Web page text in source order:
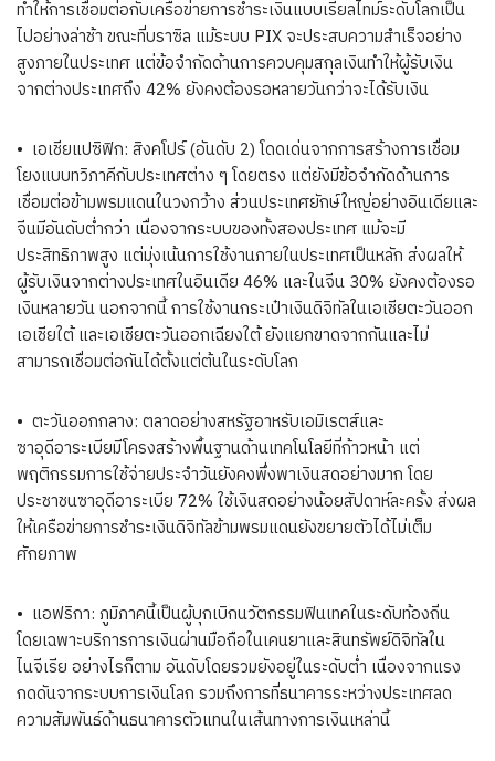
ทำให้การเชื่อมต่อกับเครือข่ายการชำระเงินแบบเรียลไทม์ระดับโลกเป็น
ไปอย่างล่าช้า ขณะที่บราซิล แม้ระบบ PIX จะประสบความสำเร็จอย่าง
สูงภายในประเทศ แต่ข้อจำกัดด้านการควบคุมสกุลเงินทำให้ผู้รับเงิน
จากต่างประเทศถึง 42% ยังคงต้องรอหลายวันกว่าจะได้รับเงิน
• เอเชียแปซิฟิก: สิงคโปร์ (อันดับ 2) โดดเด่นจากการสร้างการเชื่อม
โยงแบบทวิภาคีกับประเทศต่าง ๆ โดยตรง แต่ยังมีข้อจำกัดด้านการ
เชื่อมต่อข้ามพรมแดนในวงกว้าง ส่วนประเทศยักษ์ใหญ่อย่างอินเดียและ
จีนมีอันดับต่ำกว่า เนื่องจากระบบของทั้งสองประเทศ แม้จะมี
ประสิทธิภาพสูง แต่มุ่งเน้นการใช้งานภายในประเทศเป็นหลัก ส่งผลให้
ผู้รับเงินจากต่างประเทศในอินเดีย 46% และในจีน 30% ยังคงต้องรอ
เงินหลายวัน นอกจากนี้ การใช้งานกระเป๋าเงินดิจิทัลในเอเชียตะวันออก
เอเชียใต้ และเอเชียตะวันออกเฉียงใต้ ยังแยกขาดจากกันและไม่
สามารถเชื่อมต่อกันได้ตั้งแต่ต้นในระดับโลก
• ตะวันออกกลาง: ตลาดอย่างสหรัฐอาหรับเอมิเรตส์และ
ซาอุดีอาระเบียมีโครงสร้างพื้นฐานด้านเทคโนโลยีที่ก้าวหน้า แต่
พฤติกรรมการใช้จ่ายประจำวันยังคงพึ่งพาเงินสดอย่างมาก โดย
ประชาชนซาอุดีอาระเบีย 72% ใช้เงินสดอย่างน้อยสัปดาห์ละครั้ง ส่งผล
ให้เครือข่ายการชำระเงินดิจิทัลข้ามพรมแดนยังขยายตัวได้ไม่เต็ม
ศักยภาพ
• แอฟริกา: ภูมิภาคนี้เป็นผู้บุกเบิกนวัตกรรมฟินเทคในระดับท้องถิ่น
โดยเฉพาะบริการการเงินผ่านมือถือในเคนยาและสินทรัพย์ดิจิทัลใน
ไนจีเรีย อย่างไรก็ตาม อันดับโดยรวมยังอยู่ในระดับต่ำ เนื่องจากแรง
กดดันจากระบบการเงินโลก รวมถึงการที่ธนาคารระหว่างประเทศลด
ความสัมพันธ์ด้านธนาคารตัวแทนในเส้นทางการเงินเหล่านี้